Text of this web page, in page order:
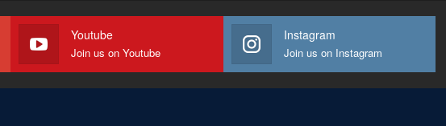
Youtube
Join us on Youtube
Instagram
Join us on Instagram